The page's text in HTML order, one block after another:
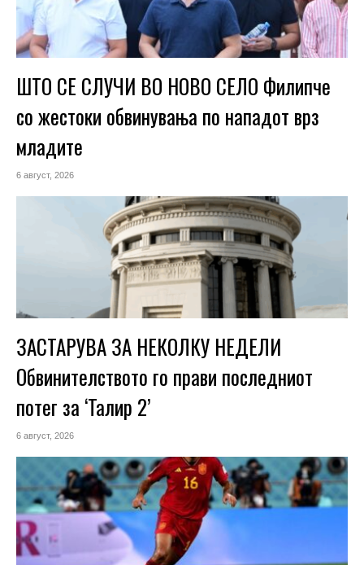
ШТО СЕ СЛУЧИ ВО НОВО СЕЛО Филипче
со жестоки обвинувања по нападот врз
младите
6 август, 2026
ЗАСТАРУВА ЗА НЕКОЛКУ НЕДЕЛИ
Обвинителството го прави последниот
потег за ‘Талир 2’
6 август, 2026